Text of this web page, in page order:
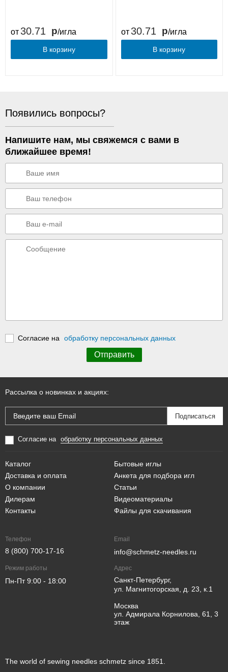
от 30.71 /игла
В корзину
от 30.71 /игла
В корзину
Появились вопросы?
Напишите нам, мы свяжемся с вами в
ближайшее время!
Согласие на обработку персональных данных
The world of sewing needles schmetz since 1851.
Рассылка о новинках и акциях:
Согласие на обработку персональных данных
Каталог
Доставка и оплата
О компании
Дилерам
Контакты
Бытовые иглы
Анкета для подбора игл
Статьи
Видеоматериалы
Файлы для скачивания
Телефон
8 (800) 700-17-16
Email
info@schmetz-needles.ru
Режим работы
Пн-Пт 9:00 - 18:00
Адрес
Санкт-Петербург,
ул. Магнитогорская, д. 23, к.1
Москва
ул. Адмирала Корнилова, 61, 3
этаж